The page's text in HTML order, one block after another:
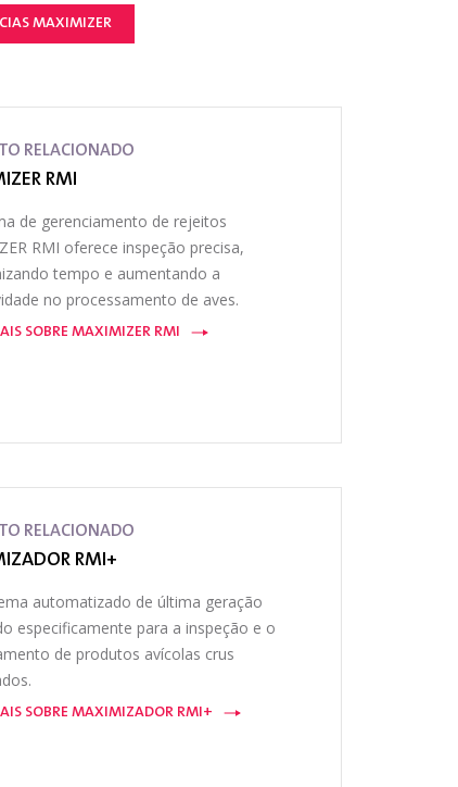
MAXIMIZER
RELACIONADO
RMI
de gerenciamento de rejeitos
RMI oferece inspeção precisa,
tempo e aumentando a
no processamento de aves.
SOBRE MAXIMIZER RMI
RELACIONADO
RMI+
automatizado de última geração
especificamente para a inspeção e o
de produtos avícolas crus
SOBRE MAXIMIZADOR RMI+